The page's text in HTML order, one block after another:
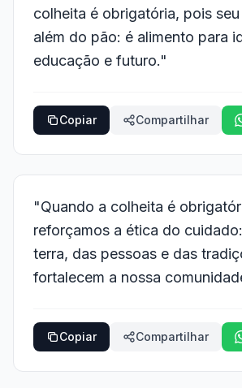
colheita é obrigatória, pois
além do pão: é alimento para
educação e futuro."
Copiar Compartilhar
"Quando a colheita é
reforçamos a ética do
terra, das pessoas e das
fortalecem a nossa
Copiar Compartilhar